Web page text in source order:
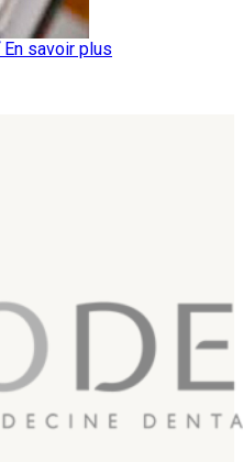
En savoir plus